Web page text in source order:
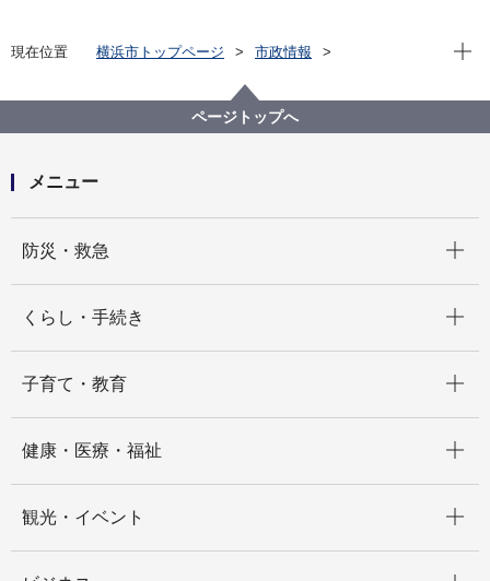
現在位置 横浜市トップページ
市政情報
記者発表 2025年度
放課後児童クラブにおける補助金の不正受給について
現在
ページトップへ
メニュー
防災・救急
くらし・手続き
子育て・教育
健康・医療・福祉
観光・イベント